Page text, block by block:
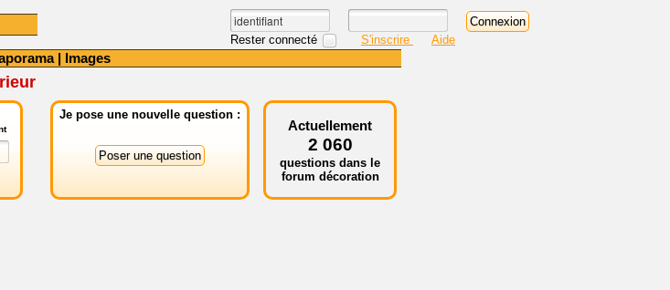
Rester connecté S'inscrire Aide
| Images
Je pose une nouvelle question :
Actuellement
2 060
questions dans le
forum décoration